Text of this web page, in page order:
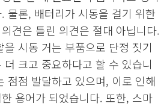
물론, 배터리가 시동을 걸기 위한
견은 틀린 의견은 절대 아닙니다.
시동 거는 부품으로 단정 짓기
크고 중요하다고 할 수 있습니
점점 발달하고 있으며, 이로 인해
용어가 되었습니다. 또한, 스마